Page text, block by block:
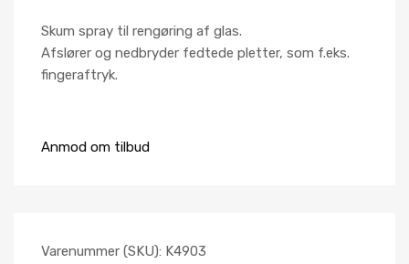
Skum spray til rengøring af glas.
Afslører og nedbryder fedtede pletter, som f.eks.
fingeraftryk.
Anmod om tilbud
Varenummer (SKU): K4903